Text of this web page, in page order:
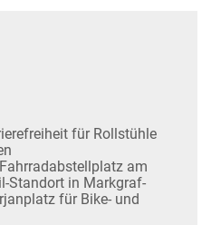
für Rollstühle
Fahrradabstellplatz am
Standort in Markgraf-
für Bike- und